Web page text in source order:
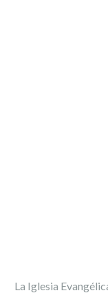
La Iglesia